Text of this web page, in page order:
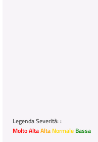
Legenda Severità: :
Molto AltaAlta Normale Bassa